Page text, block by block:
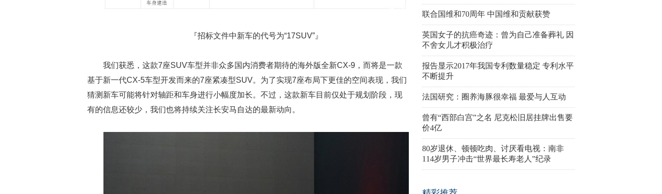
『招标文件中新车的代号为“17SUV”』
我们获悉，这款7座SUV车型并非众多国内消费者期待的海外版全新CX-9，而将是一款
基于新一代CX-5车型开发而来的7座紧凑型SUV。为了实现7座布局下更佳的空间表现，我们
猜测新车可能将针对轴距和车身进行小幅度加长。不过，这款新车目前仅处于规划阶段，现
有的信息还较少，我们也将持续关注长安马自达的最新动向。
联合国维和70周年 中国维和贡献获赞
英国女子的抗癌奇迹：曾为自己准备葬礼 因
不舍女儿才积极治疗
报告显示2017年我国专利数量稳定 专利水平
不断提升
法国研究：圈养海豚很幸福 最爱与人互动
曾有“西部白宫”之名 尼克松旧居挂牌出售要
价4亿
80岁退休、顿顿吃肉、讨厌看电视：南非
114岁男子冲击“世界最长寿老人”纪录